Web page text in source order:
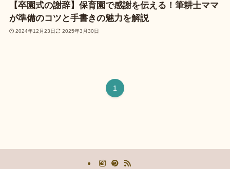
【卒園式の謝辞】保育園で感謝を伝える！筆耕士ママ
が準備のコツと手書きの魅力を解説
2024年12月23日 2025年3月30日
1